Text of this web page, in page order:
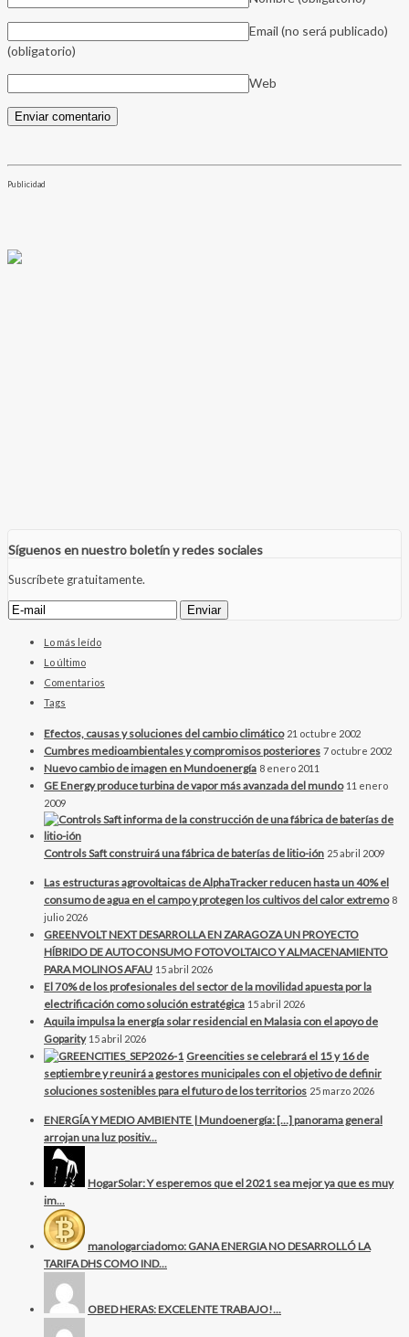
Email (no será publicado)
(obligatorio)
Web
Publicidad
Síguenos en nuestro boletín y redes sociales
Suscríbete gratuitamente.
Lo más leído
Lo último
Comentarios
Tags
Efectos, causas y soluciones del cambio climático 21 octubre 2002
Cumbres medioambientales y compromisos posteriores 7 octubre 2002
Nuevo cambio de imagen en Mundoenergía 8 enero 2011
GE Energy produce turbina de vapor más avanzada del mundo 11 enero
2009
Controls Saft construirá una fábrica de baterías de litio-ión 25 abril 2009
Las estructuras agrovoltaicas de AlphaTracker reducen hasta un 40% el
consumo de agua en el campo y protegen los cultivos del calor extremo 8
julio 2026
GREENVOLT NEXT DESARROLLA EN ZARAGOZA UN PROYECTO
HÍBRIDO DE AUTOCONSUMO FOTOVOLTAICO Y ALMACENAMIENTO
PARA MOLINOS AFAU 15 abril 2026
El 70% de los profesionales del sector de la movilidad apuesta por la
electrificación como solución estratégica 15 abril 2026
Aquila impulsa la energía solar residencial en Malasia con el apoyo de
Goparity 15 abril 2026
Greencities se celebrará el 15 y 16 de
septiembre y reunirá a gestores municipales con el objetivo de definir
soluciones sostenibles para el futuro de los territorios 25 marzo 2026
ENERGÍA Y MEDIO AMBIENTE | Mundoenergía: […] panorama general
arrojan una luz positiv...
HogarSolar: Y esperemos que el 2021 sea mejor ya que es muy
im...
manologarciadomo: GANA ENERGIA NO DESARROLLÓ LA
TARIFA DHS COMO IND...
OBED HERAS: EXCELENTE TRABAJO!...